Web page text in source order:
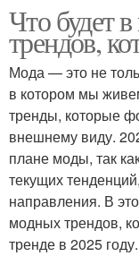
Что будет
трендов,
Мода — это не
в котором мы
тренды, которые
внешнему виду.
плане моды, так
текущих
направления. В
модных трендов,
тренде в 2025 году.